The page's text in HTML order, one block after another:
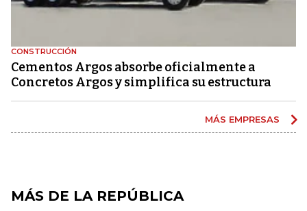
CONSTRUCCIÓN
Cementos Argos absorbe oficialmente a
Concretos Argos y simplifica su estructura
MÁS EMPRESAS
MÁS DE LA REPÚBLICA